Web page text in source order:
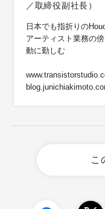
／取締役副社長）
日本でも指折りの
アーティスト業務の
動に勤しむ
こ